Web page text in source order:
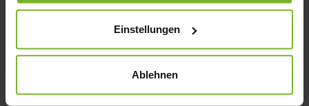
Einstellungen
Ablehnen
NEWSLETTER